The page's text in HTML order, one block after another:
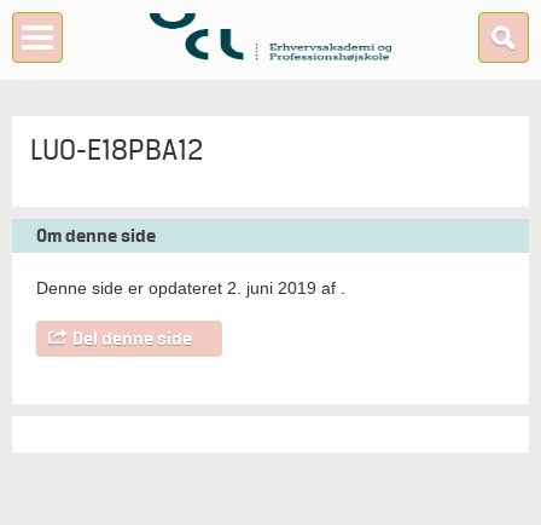
LUO-E18PBA12
Om denne side
Denne side er opdateret 2. juni 2019 af
Del denne side